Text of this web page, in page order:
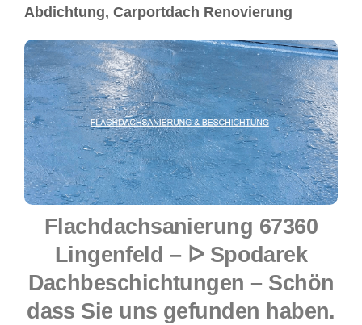
Abdichtung, Carportdach Renovierung
Flachdachsanierung 67360
Lingenfeld – ᐅ Spodarek
Dachbeschichtungen – Schön
dass Sie uns gefunden haben.